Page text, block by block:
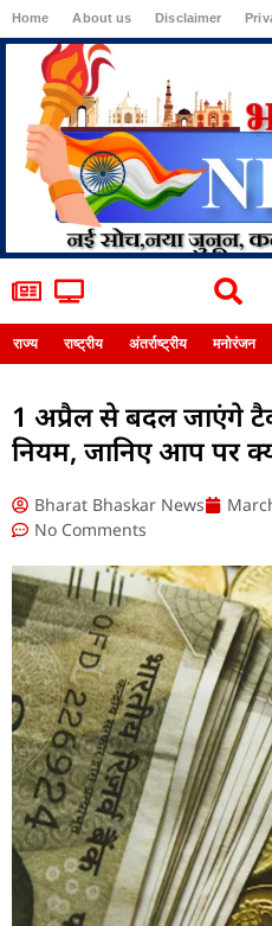
Home About us Disclaimer
राज्य राष्ट्रीय अंतर्राष्ट्रीय मनोरंजन
1 अप्रैल से बदल जाएंगे
नियम, जानिए आप पर
Bharat Bhaskar News
No Comments